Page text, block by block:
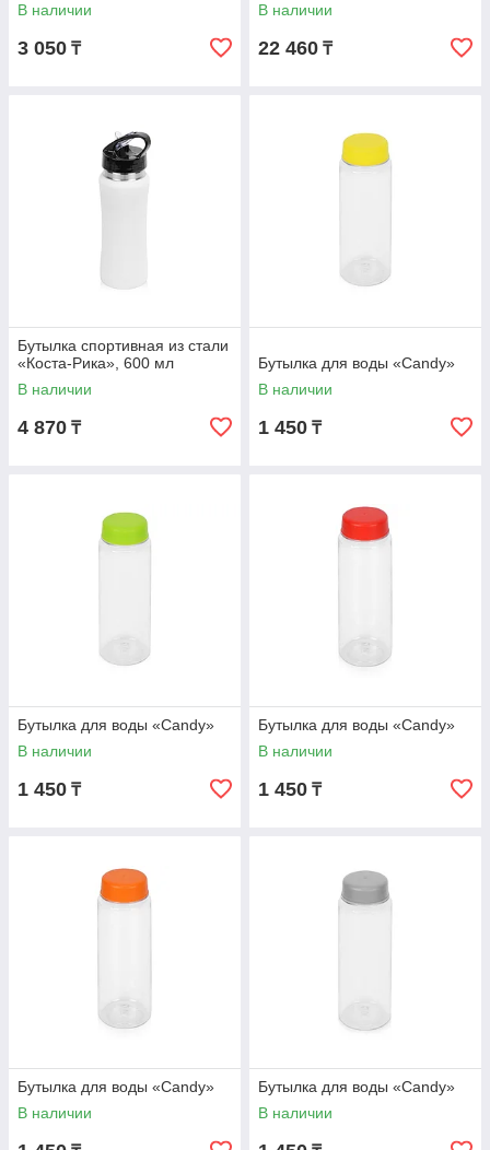
В наличии
3 050 ₸
В наличии
22 460 ₸
Бутылка спортивная из стали
«Коста-Рика», 600 мл
В наличии
4 870 ₸
Бутылка для воды «Candy»
В наличии
1 450 ₸
Бутылка для воды «Candy»
В наличии
1 450 ₸
Бутылка для воды «Candy»
В наличии
1 450 ₸
Бутылка для воды «Candy»
В наличии
Бутылка для воды «Candy»
В наличии